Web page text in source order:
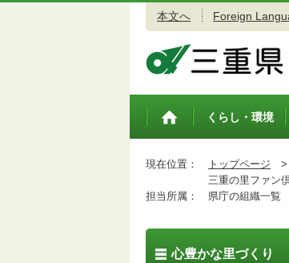
本文へ Foreign
トップペ
くらし・環境
現在位置： トップページ >
三重の里ファン
担当所属：
県庁の組織一
心豊かな里づくり